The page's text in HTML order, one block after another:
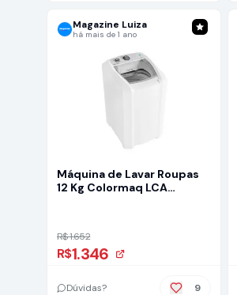
Magazine Luiza
há mais de 1 ano
Máquina de Lavar Roupas
12 Kg Colormaq LCA
R$ 1.652
R$1.346
Dúvidas? 9